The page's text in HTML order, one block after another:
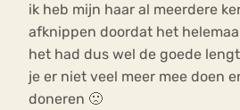
ik heb mijn haar al meerdere
afknippen doordat het
het had dus wel de goede
je er niet veel meer mee doen
doneren 🙁